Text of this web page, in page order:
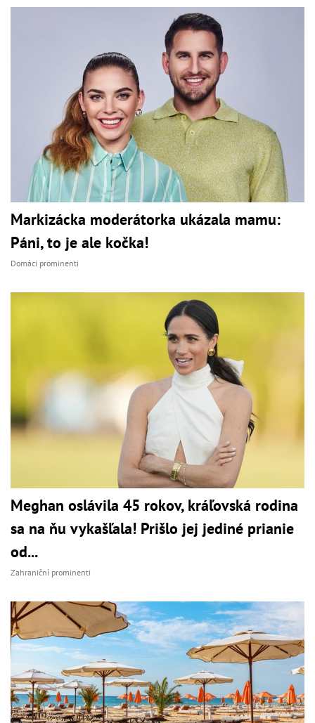
Markizácka moderátorka ukázala mamu:
Páni, to je ale kočka!
Domáci prominenti
Meghan oslávila 45 rokov, kráľovská rodina
sa na ňu vykašľala! Prišlo jej jediné prianie
od...
Zahraniční prominenti